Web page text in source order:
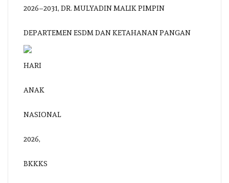
2026–2031, DR. MULYADIN MALIK PIMPIN
DEPARTEMEN ESDM DAN KETAHANAN PANGAN